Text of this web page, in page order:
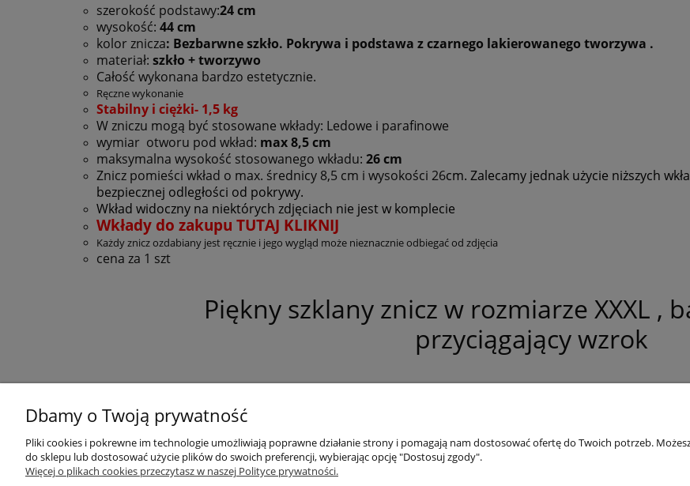
szerokość podstawy:24 cm
wysokość: 44cm
kolor znicza: Bezbarwne szkło. Pokrywa i podstawa z czarnego lakierowanego tworzywa .
materiał: szkło + tworzywo
Całość wykonana bardzo estetycznie.
Ręczne wykonanie
Stabilny i ciężki- 1,5 kg
W zniczu mogą być stosowane wkłady: Ledowe i parafinowe
wymiar otworu pod wkład: max 8,5 cm
maksymalna wysokość stosowanego wkładu: 26 cm
Znicz pomieści wkład o max. średnicy 8,5 cm i wysokości 26cm. Zalecamy jednak użycie niższych
bezpiecznej odległości od pokrywy.
Wkład widoczny na niektórych zdjęciach nie jest w komplecie
Wkłady do zakupu TUTAJ KLIKNIJ
Każdy znicz ozdabiany jest ręcznie i jego wygląd może nieznacznie odbiegać od zdjęcia
cena za 1 szt
Piękny szklany znicz w rozmiarze XXXL ,
przyciągającywzrok
Pomoc Moje konto Płatności i dostawa
Dbamy o Twoją prywatność
Pliki cookies i pokrewne im technologie umożliwiają poprawne działanie strony i pomagają nam dostosować ofertę do Twoich potrzeb.
do sklepu lub dostosować użycie plików do swoich preferencji, wybierając opcję "Dostosuj zgody".
Więcej o plikach cookies przeczytasz w naszej Polityce prywatności.